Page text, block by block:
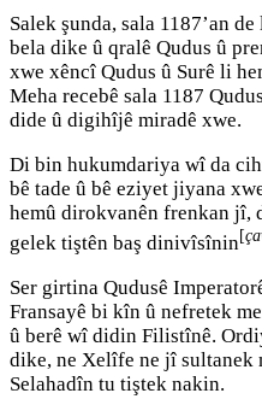
Salek şunda, sala 1187’an
bela dike û qralê Qudus û
xwe xêncî Qudus û Surê li
Meha recebê sala 1187
dide û digihîjê miradê xwe.
Di bin hukumdariya wî da
bê tade û bê eziyet jiyana
hemû dirokvanên frenkan jî,
gelek tiştên baş dinivîsînin[
Ser girtina Qudusê
Fransayê bi kîn û nefretek
û berê wî didin Filistînê.
dike, ne Xelîfe ne jî
Selahadîn tu tiştek nakin.